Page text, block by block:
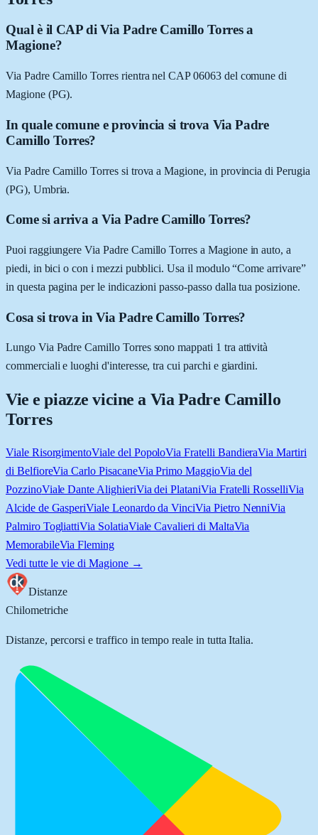
Qual è il CAP di Via Padre Camillo Torres a
Magione?
Via Padre Camillo Torres rientra nel CAP 06063 del comune di
Magione (PG).
In quale comune e provincia si trova Via Padre
Camillo Torres?
Via Padre Camillo Torres si trova a Magione, in provincia di Perugia
(PG), Umbria.
Come si arriva a Via Padre Camillo Torres?
Puoi raggiungere Via Padre Camillo Torres a Magione in auto, a
piedi, in bici o con i mezzi pubblici. Usa il modulo “Come arrivare”
in questa pagina per le indicazioni passo-passo dalla tua posizione.
Cosa si trova in Via Padre Camillo Torres?
Lungo Via Padre Camillo Torres sono mappati 1 tra attività
commerciali e luoghi d'interesse, tra cui parchi e giardini.
Vie e piazze vicine a Via Padre Camillo
Torres
Viale RisorgimentoViale del PopoloVia Fratelli BandieraVia Martiri
di BelfioreVia Carlo PisacaneVia Primo MaggioVia del
PozzinoViale Dante AlighieriVia dei PlataniVia Fratelli RosselliVia
Alcide de GasperiViale Leonardo da VinciVia Pietro NenniVia
Palmiro TogliattiVia SolatiaViale Cavalieri di MaltaVia
MemorabileVia Fleming
Vedi tutte le vie di Magione→
Distanze
Chilometriche
Distanze, percorsi e traffico in tempo reale in tutta Italia.